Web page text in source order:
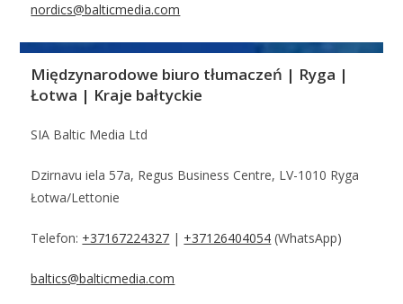
nordics@balticmedia.com
Międzynarodowe biuro tłumaczeń | Ryga |
Łotwa | Kraje bałtyckie
SIA Baltic Media Ltd
Dzirnavu iela 57a, Regus Business Centre, LV-1010 Ryga
Łotwa/Lettonie
Telefon: +37167224327 | +37126404054 (WhatsApp)
baltics@balticmedia.com